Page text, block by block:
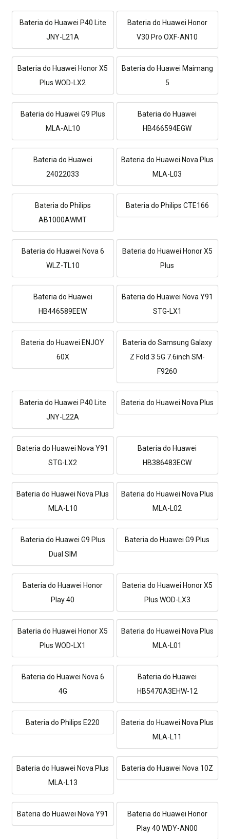
Bateria do Huawei P40 Lite
JNY-L21A
Bateria do Huawei Honor
V30 Pro OXF-AN10
Bateria do Huawei Honor X5
Plus WOD-LX2
Bateria do Huawei Maimang
5
Bateria do Huawei G9 Plus
MLA-AL10
Bateria do Huawei
HB466594EGW
Bateria do Huawei
24022033
Bateria do Huawei Nova Plus
MLA-L03
Bateria do Philips
AB1000AWMT
Bateria do Philips CTE166
Bateria do Huawei Nova 6
WLZ-TL10
Bateria do Huawei Honor X5
Plus
Bateria do Huawei
HB446589EEW
Bateria do Huawei Nova Y91
STG-LX1
Bateria do Huawei ENJOY
60X
Bateria do Samsung Galaxy
Z Fold 3 5G 7.6inch SM-
F9260
Bateria do Huawei P40 Lite
JNY-L22A
Bateria do Huawei Nova Plus
Bateria do Huawei Nova Y91
STG-LX2
Bateria do Huawei
HB386483ECW
Bateria do Huawei Nova Plus
MLA-L10
Bateria do Huawei Nova Plus
MLA-L02
Bateria do Huawei G9 Plus
Dual SIM
Bateria do Huawei G9 Plus
Bateria do Huawei Honor
Play 40
Bateria do Huawei Honor X5
Plus WOD-LX3
Bateria do Huawei Honor X5
Plus WOD-LX1
Bateria do Huawei Nova Plus
MLA-L01
Bateria do Huawei Nova 6
4G
Bateria do Huawei
HB5470A3EHW-12
Bateria do Philips E220
Bateria do Huawei Nova Plus
MLA-L11
Bateria do Huawei Nova Plus
MLA-L13
Bateria do Huawei Nova 10Z
Bateria do Huawei Nova Y91
Bateria do Huawei Honor
Play 40 WDY-AN00